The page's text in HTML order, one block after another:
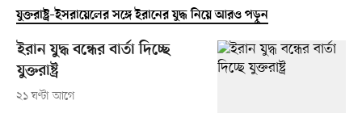
যুক্তরাষ্ট্র–ইসরায়েলের সঙ্গে ইরানের যুদ্ধ নিয়ে আরও পড়ুন
ইরান যুদ্ধ বন্ধের বার্তা দিচ্ছে
যুক্তরাষ্ট্র
২১ ঘণ্টা আগে